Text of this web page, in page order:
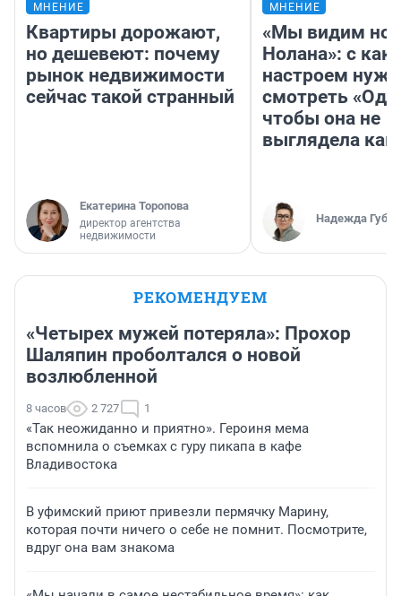
МНЕНИЕ
Квартиры дорожают,
но дешевеют: почему
рынок недвижимости
сейчас такой странный
Екатерина Торопова
директор агентства
недвижимости
МНЕНИЕ
«Мы видим
Нолана»: с
настроем
смотреть
чтобы она не
выглядела как
Надежда
РЕКОМЕНДУЕМ
«Четырех мужей потеряла»: Прохор
Шаляпин проболтался о новой
возлюбленной
8 часов 2 727 1
«Так неожиданно и приятно». Героиня мема
вспомнила о съемках с гуру пикапа в кафе
Владивостока
В уфимский приют привезли пермячку Марину,
которая почти ничего о себе не помнит. Посмотрите,
вдруг она вам знакома